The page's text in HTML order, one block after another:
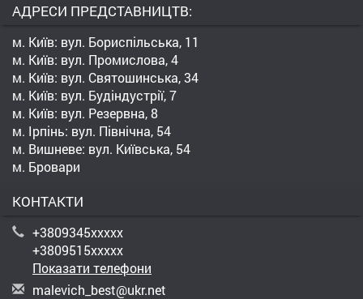
АДРЕСИ ПРЕДСТАВНИЦТВ:
м. Київ: вул. Бориспільська, 11
м. Київ: вул. Промислова, 4
м. Київ: вул. Святошинська, 34
м. Київ: вул. Будіндустрії, 7
м. Київ: вул. Резервна, 8
м. Ірпінь: вул. Північна, 54
м. Вишневе: вул. Київська, 54
м. Бровари
КОНТАКТИ
+3809345xxxxx
+3809515xxxxx
Показати телефони
malevich_best@ukr.net